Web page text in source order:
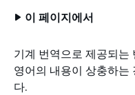
이 페이지에서
기계 번역으로 제공되는
영어의 내용이 상충하는
다.